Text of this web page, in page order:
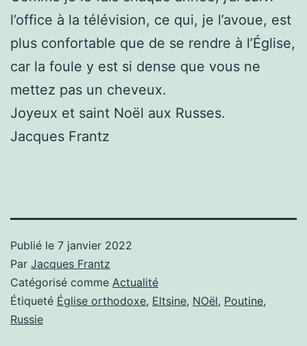
l’office à la télévision, ce qui, je l’avoue, est
plus confortable que de se rendre à l’Église,
car la foule y est si dense que vous ne
mettez pas un cheveux.
Joyeux et saint Noël aux Russes.
Jacques Frantz
Publié le 7 janvier 2022
Par Jacques Frantz
Catégorisé comme Actualité
Étiqueté Église orthodoxe, Eltsine, NOël, Poutine,
Russie